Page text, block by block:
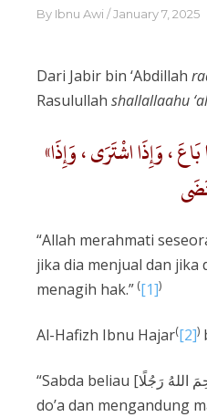
By Ibnu Awi January 7, 2025
Dari Jabir bin ‘Abdillah
Rasulullah shallallaahu
«رَحِمَ اللهُ رَجُلاً سَمْحًا إِذَا بَاعَ ، وَإِذَا اشْتَرَى ، وَإِذَا
“Allah merahmati
jika dia menjual dan jika
menagih hak.” ([1])
Al-Hafizh Ibnu Hajar([2])
“Sabda beliau [رَحِمَ اللهُ رَجُلًا] mengandung makna
do’a dan mengandung